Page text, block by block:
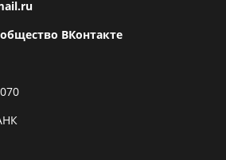
ВКонтакте